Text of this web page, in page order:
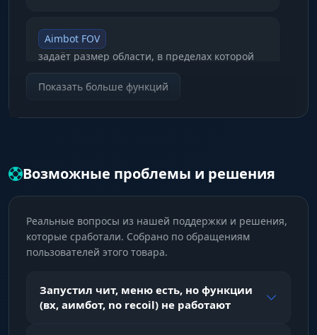
Aimbot FOV
задаёт размер области, в пределах которой
аимбот будет захватывать цели
Aimbot Smoothness
Aimbot Type
выбор типа аимбота, например векторный
Показать больше функций
Возможные проблемы и решения
Реальные вопросы из нашей поддержки и решения,
которые сработали. Собрано по обращениям
пользователей этого товара.
Запустил чит, меню есть, но функции
(вх, аимбот, no recoil) не работают